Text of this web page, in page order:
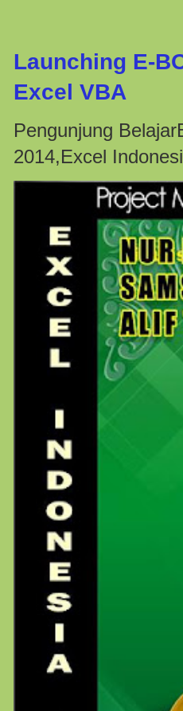
Launching E-
Excel VBA
Pengunjung
2014,Excel